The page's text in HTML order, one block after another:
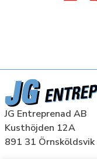
JG Entreprenad AB
Kusthöjden 12A
891 31 Örnsköldsvik